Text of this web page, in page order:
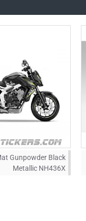
Gunpowder Black
Metallic NH436X